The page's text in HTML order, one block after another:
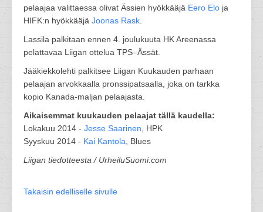
pelaajaa valittaessa olivat Ässien hyökkääjä Eero Elo ja
HIFK:n hyökkääjä Joonas Rask
Lassila palkitaan ennen 4. joulukuuta HK Areenassa
pelattavaa Liigan ottelua TPS–Ässät.
Jääkiekkolehti palkitsee Liigan Kuukauden parhaan
pelaajan arvokkaalla pronssipatsaalla, joka on tarkka
kopio Kanada-maljan pelaajasta.
Aikaisemmat kuukauden pelaajat tällä kaudella:
Lokakuu 2014 - Jesse Saarinen , HPK
Syyskuu 2014 - Kai Kantola , Blues
Liigan tiedotteesta / UrheiluSuomi.com
Takaisin edelliselle sivulle